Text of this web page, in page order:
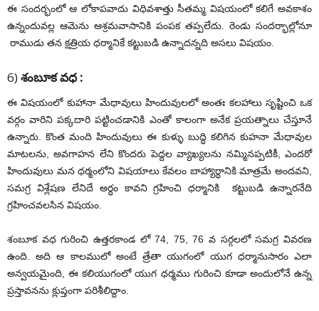
ఈ సందర్భంలో ఆ లోకాపవాదు విధివశాత్తు సీతమ్మ విషయంలో కలిగే అవకాశం
ఉన్నందువల్ల ఆమెను ఆశ్రమవాసానికి పంపక తప్పలేదు. రెండు సందర్భాల్లోనూ
రాముడు తన క్షత్రియ ధర్మానికే కట్టుబడి ఉన్నాదన్నది అసలు విషయం.
6)శంబూక వధ :
ఈ విషయంలో కుహానా మేధావులు హిందువులలో అంతః కలహాలు సృష్టించి ఒక
వర్గం వారిని పక్కదారి పట్టించడానికి ఎంతో కాలంగా అనేక ప్రయత్నాలు చేస్తూనే
ఉన్నారు. కొంత మంది హిందువులు ఈ కుళ్ళు బుద్ధి కలిగిన కుహనా మేధావుల
మాటలను, అవగాహన లేని కొందరు పెద్దల వ్యాఖ్యలను నమ్మినప్పటికీ, ఎందరో
హిందువులు మన ధర్మంలోని విషయాలు కేవలం బాహ్యార్ధానికి మాత్రమే అందవని,
సమగ్ర విశ్లేషణ లేనిదే అర్ధం కావని గ్రహించి ధర్మానికి కట్టుబడి ఉన్నారనేది
గ్రహించవలసిన విషయం.
శంబూక వధ గురించి ఉత్తరకాండ లో 74, 75, 76 వ సర్గలలో సమగ్ర వివరణ
ఉంది. అది ఆ కాలములో అంటే త్రేతా యుగంలో యుగ ధర్మానుసారం ఎలా
అన్వయమైంది, ఈ కలియుగంలో యుగ ధర్మము గురించి కూడా అందులోనే ఉన్న
ప్రస్తావనను క్లుప్తంగా పరిశీలిద్దాం.